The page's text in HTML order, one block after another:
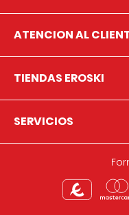
ATENCION AL
TIENDAS EROSKI
SERVICIOS